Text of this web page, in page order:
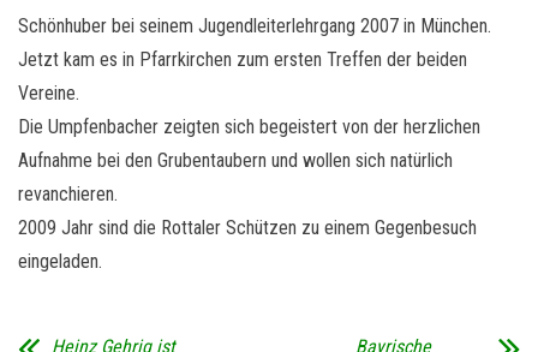
Schönhuber bei seinem Jugendleiterlehrgang 2007 in München.
Jetzt kam es in Pfarrkirchen zum ersten Treffen der beiden
Vereine.
Die Umpfenbacher zeigten sich begeistert von der herzlichen
Aufnahme bei den Grubentaubern und wollen sich natürlich
revanchieren.
2009 Jahr sind die Rottaler Schützen zu einem Gegenbesuch
eingeladen.
Heinz Gehrig ist
Bayrische